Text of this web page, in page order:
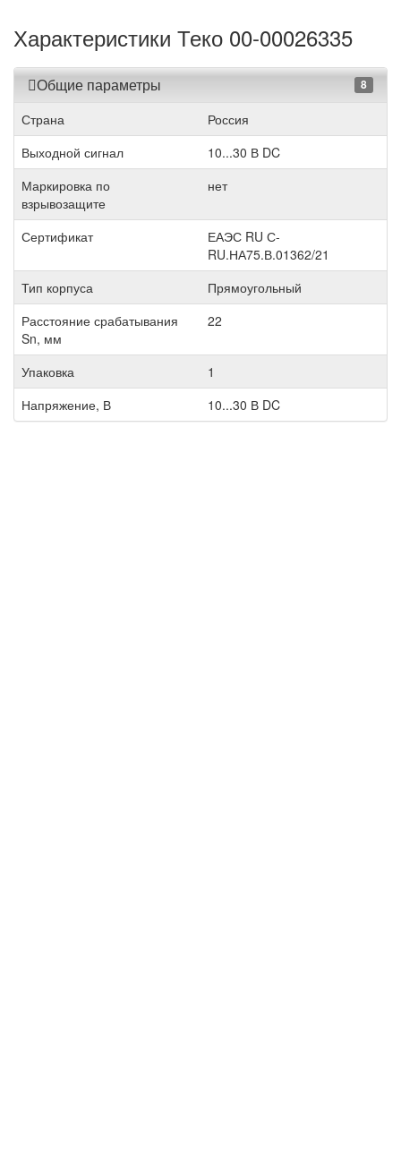
Характеристики Теко 00-00026335
Общие параметры 8
Страна
Россия
Выходной сигнал
10...30 В DC
Маркировка по
взрывозащите
нет
Сертификат
ЕАЭС RU С-
RU.НА75.В.01362/21
Тип корпуса
Прямоугольный
Расстояние срабатывания
Sn, мм
22
Упаковка
1
Напряжение, В
10...30 В DC